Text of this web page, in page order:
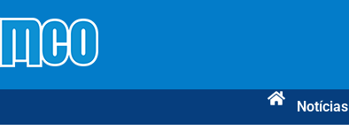
Notícias